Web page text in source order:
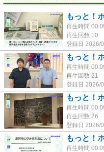
もっと！
再生時間
再生回数 10
登録日 2026/
もっと！
再生時間
再生回数 21
登録日 2026/
もっと！
再生時間
再生回数 26
登録日 2026/
もっと！
再生時間